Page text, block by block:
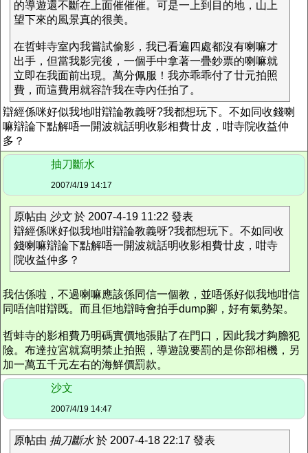
的導遊還不斷在上面催催催。可是一上到目的地，山上
望下來的風景真的很美。
在哲蚌寺室內我嘗試偷影，我已看遍四處都沒有喇嘛才
出手，但當我影完後，一個手中拿著一疊鈔票的喇嘛就
立即在我面前出現。萬分佩服！我亦乖乖付了廿元拍照
費，而這費用就容許我在寺內任拍了。
辯經係咪好似我地咁辯論教義呀?我都想玩下。不如同收錢喇
嘛辯論下點解唔一開波就話明收影相費廿皮，咁寺院收益仲
多？
抽刀斷水
2007/4/19 14:17
原帖由 沙文於 2007-4-19 11:22 發表
辯經係咪好似我地咁辯論教義呀?我都想玩下。不如同收
錢喇嘛辯論下點解唔一開波就話明收影相費廿皮，咁寺
院收益仲多？
我估係啦，不過喇嘛應該係同信一個教，並唔係好似我地咁信
同唔信咁辯既。而且佢地辯時會拍手dump腳，好有氣勢架。
哲蚌寺的影相費乃明碼實價地張貼了在門口，因此我才夠膽犯
險。布達拉宮就寫明禁止拍照，導遊說要罰的是你部相機，另
加一萬五千元左右的海鮮價罰款。
沙文
2007/4/19 14:47
原帖由 抽刀斷水於 2007-4-18 22:17 發表